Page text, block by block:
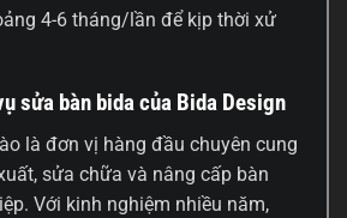
4-6 tháng/lần để kịp thời xử
sửa bàn bida của Bida Design
là đơn vị hàng đầu chuyên cung
sửa chữa và nâng cấp bàn
Với kinh nghiệm nhiều năm,